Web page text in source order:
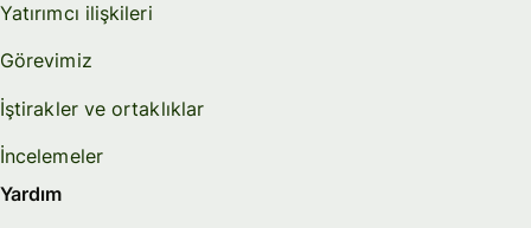
Yatırımcı ilişkileri
Görevimiz
İştirakler ve ortaklıklar
İncelemeler
Yardım